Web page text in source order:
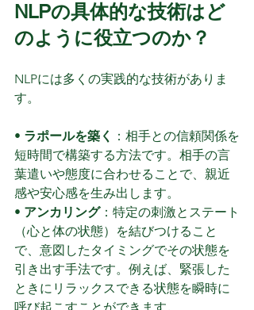
NLPの具体的な技術はど
のように役立つのか？
NLPには多くの実践的な技術がありま
す。
• ラポールを築く
：相手との信頼関係を
短時間で構築する方法です。相手の言
葉遣いや態度に合わせることで、親近
感や安心感を生み出します。
• アンカリング：特定の刺激とステート
（心と体の状態）を結びつけること
で、意図したタイミングでその状態を
引き出す手法です。例えば、緊張した
ときにリラックスできる状態を瞬時に